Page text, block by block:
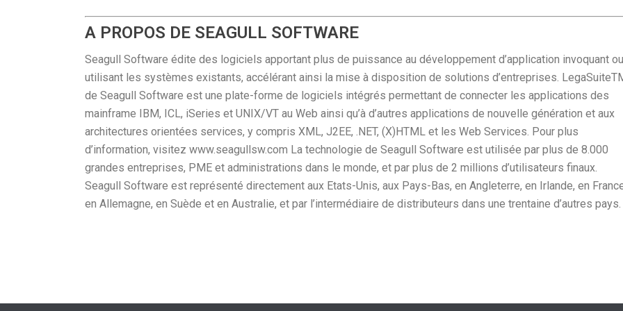
A PROPOS DE SEAGULL SOFTWARE
Seagull Software édite des logiciels apportant plus de puissance au développement d’application invoquant ou
utilisant les systèmes existants, accélérant ainsi la mise à disposition de solutions d’entreprises.
de Seagull Software est une plate-forme de logiciels intégrés permettant de connecter les applications des
mainframe IBM, ICL, iSeries et UNIX/VT au Web ainsi qu’à d’autres applications de nouvelle génération et aux
architectures orientées services, y compris XML, J2EE, .NET, (X)HTML et les Web Services. Pour plus
d’information, visitez www.seagullsw.com La technologie de Seagull Software est utilisée par plus de 8.000
grandes entreprises, PME et administrations dans le monde, et par plus de 2 millions d’utilisateurs finaux.
Seagull Software est représenté directement aux Etats-Unis, aux Pays-Bas, en Angleterre, en Irlande, en
en Allemagne, en Suède et en Australie, et par l’intermédiaire de distributeurs dans une trentaine d’autres pays.